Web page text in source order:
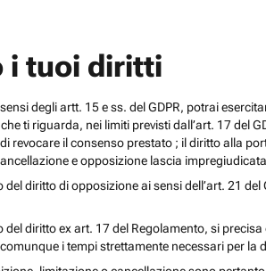
i tuoi diritti
degli artt. 15 e ss. del GDPR, potrai
ti riguarda, nei limiti previsti dall’art. 17 del
revocare il consenso prestato ; il diritto alla
e opposizione lascia
del diritto di opposizione ai sensi dell’art. 21
del diritto ex art. 17 del Regolamento, si
i tempi strettamente necessari per la